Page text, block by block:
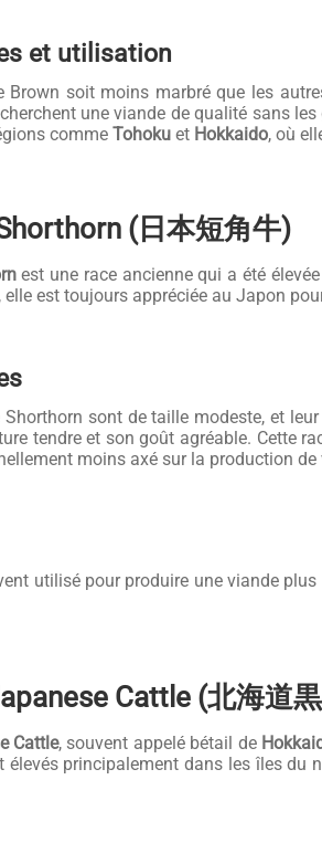
et utilisation
Brown soit moins marbré que les
une viande de qualité sans
commeTohoku et Hokkaido, où
(日本短角牛)
est une race ancienne qui a été
elle est toujours appréciée au Japon
sont de taille modeste, et
tendre et son goût agréable. Cette
moins axé sur la production de
utilisé pour produire une viande
Cattle (北海道
Cattle, souvent appelé bétail de
élevés principalement dans les îles